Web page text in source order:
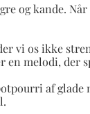
og kande.
vi os ikke
en melodi, der
af